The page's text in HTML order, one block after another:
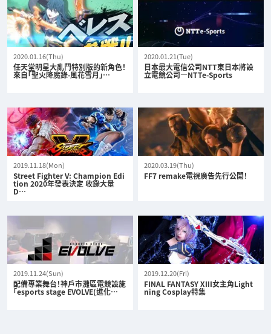
2020.01.16(Thu)
任天堂明星大亂鬥特別版的新角色！
來自「聖火降魔錄-風花雪月」…
2020.01.21(Tue)
日本最大電信公司NTT東日本將設
立電競公司—NTTe-Sports
2019.11.18(Mon)
Street Fighter V: Champion Edi
tion 2020年發表決定 收錄大量
D…
2020.03.19(Thu)
FF7 remake電視廣告先行公開！
2019.11.24(Sun)
配備專業舞台！神戶市灘區電競設施
「esports stage EVOLVE(進化…
2019.12.20(Fri)
FINAL FANTASY XIII女主角Light
ning Cosplay特集